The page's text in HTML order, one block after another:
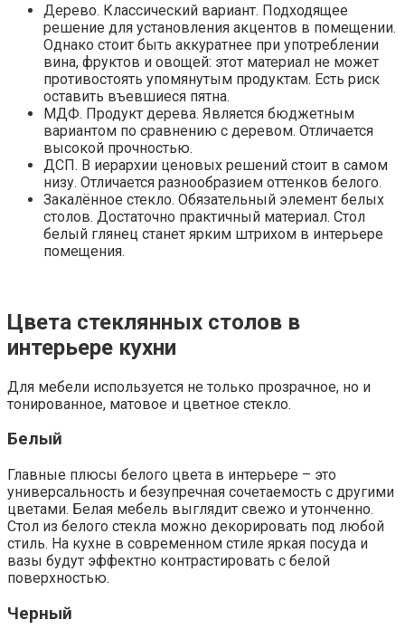
Дерево. Классический вариант. Подходящее
решение для установления акцентов в помещении.
Однако стоит быть аккуратнее при употреблении
вина, фруктов и овощей: этот материал не может
противостоять упомянутым продуктам. Есть риск
оставить въевшиеся пятна.
МДФ. Продукт дерева. Является бюджетным
вариантом по сравнению с деревом. Отличается
высокой прочностью.
ДСП. В иерархии ценовых решений стоит в самом
низу. Отличается разнообразием оттенков белого.
Закалённое стекло. Обязательный элемент белых
столов. Достаточно практичный материал. Стол
белый глянец станет ярким штрихом в интерьере
помещения.
Цвета стеклянных столов в
интерьере кухни
Для мебели используется не только прозрачное, но и
тонированное, матовое и цветное стекло.
Белый
Главные плюсы белого цвета в интерьере – это
универсальность и безупречная сочетаемость с другими
цветами. Белая мебель выглядит свежо и утонченно.
Стол из белого стекла можно декорировать под любой
стиль. На кухне в современном стиле яркая посуда и
вазы будут эффектно контрастировать с белой
поверхностью.
Черный